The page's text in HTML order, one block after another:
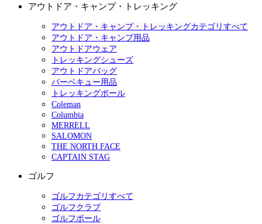
アウトドア・キャンプ・トレッキング
アウトドア・キャンプ・トレッキングカテゴリすべて
アウトドア・キャンプ用品
アウトドアウェア
トレッキングシューズ
アウトドアバッグ
バーベキュー用品
トレッキングポール
Coleman
Columbia
MERRELL
SALOMON
THE NORTH FACE
CAPTAIN STAG
ゴルフ
ゴルフカテゴリすべて
ゴルフクラブ
ゴルフボール